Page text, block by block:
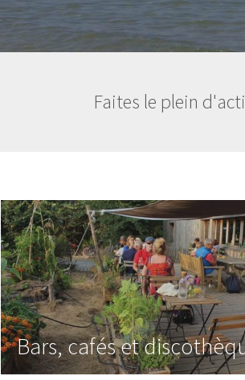
Faites le plein
Bars, cafés et